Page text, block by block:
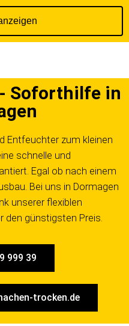
Soforthilfe in
Entfeuchter zum kleinen
schnelle und
Egal ob nach einem
Bei uns in Dormagen
unserer flexiblen
den günstigsten Preis.
999 39
trocken.de